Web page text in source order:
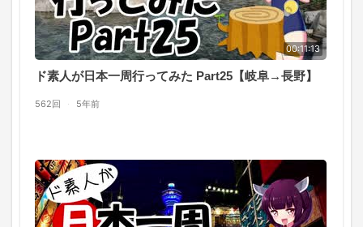
00:11:13
ド素人が日本一周行ってみた Part25【岐阜→長野】
562回 · 5年前